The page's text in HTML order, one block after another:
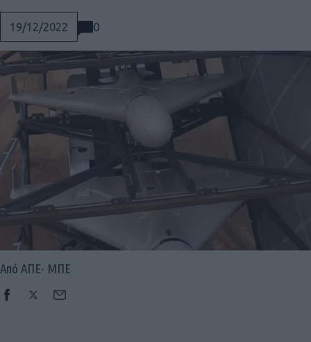
19/12/2022 0
Από ΑΠΕ- ΜΠΕ